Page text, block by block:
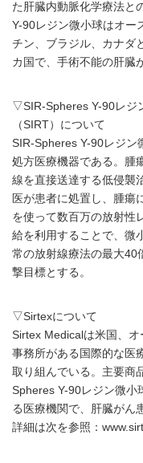
た肝臓内動脈化学療法と
Y-90レジン微小球はオー
チン、ブラジル、カナダ
カ国で、手術不能の肝臓
▽SIR-Spheres Y-90レジ
（SIRT）について
SIR-Spheres Y-90レジン
処方医療機器である。腫
線を直接送達する低侵襲
医が患者に処置し、腫瘍
を使って数百万の放射性
給を利用することで、微
常の放射線療法の最大40
撃目標とする。
▽Sirtexについて
Sirtex Medicalは米国、
事務所がある国際的な医
取り組んでいる。主要商
Spheres Y-90レジン微小
る医療機関で、肝臓がん
詳細は次を参照：